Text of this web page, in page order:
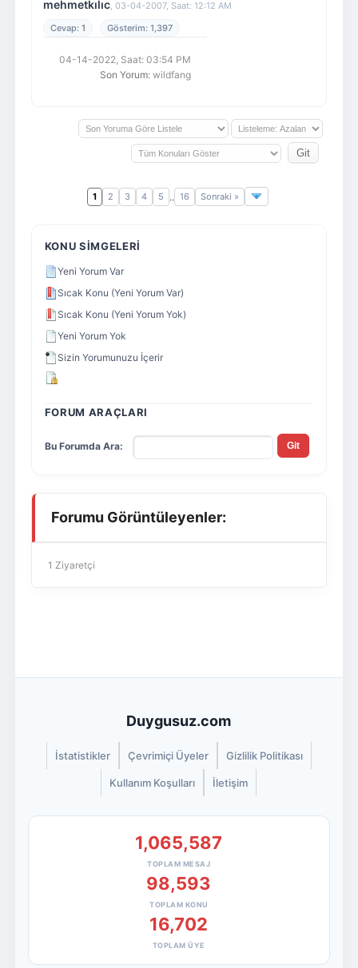
mehmetkılıc, 03-04-2007, Saat: 12:12 AM
1
1,397
04-14-2022, Saat: 03:54 PM
Son Yorum: wildfang
1 2 3 4 5 .. 16 Sonraki »
KONU SIMGELERI
Yeni Yorum Var
Sıcak Konu (Yeni Yorum Var)
Sıcak Konu (Yeni Yorum Yok)
Yeni Yorum Yok
Sizin Yorumunuzu İçerir
FORUM ARAÇLARI
Bu Forumda Ara:
Forumu Görüntüleyenler:
1 Ziyaretçi
Duygusuz.com
İstatistikler Çevrimiçi Üyeler Gizlilik Politikası
Kullanım Koşulları İletişim
1,065,587
TOPLAM MESAJ
98,593
TOPLAM KONU
16,702
TOPLAM ÜYE